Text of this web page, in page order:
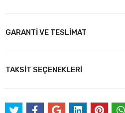
GARANTİ VE TESLİMAT
TAKSİT SEÇENEKLERİ